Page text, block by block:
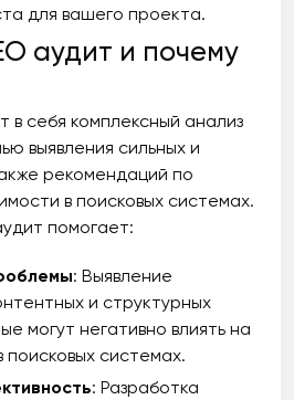
для вашего проекта.
аудит и почему
в себя комплексный анализ
выявления сильных и
рекомендаций по
в поисковых системах.
помогает:
: Выявление
и структурных
могут негативно влиять на
поисковых системах.
: Разработка